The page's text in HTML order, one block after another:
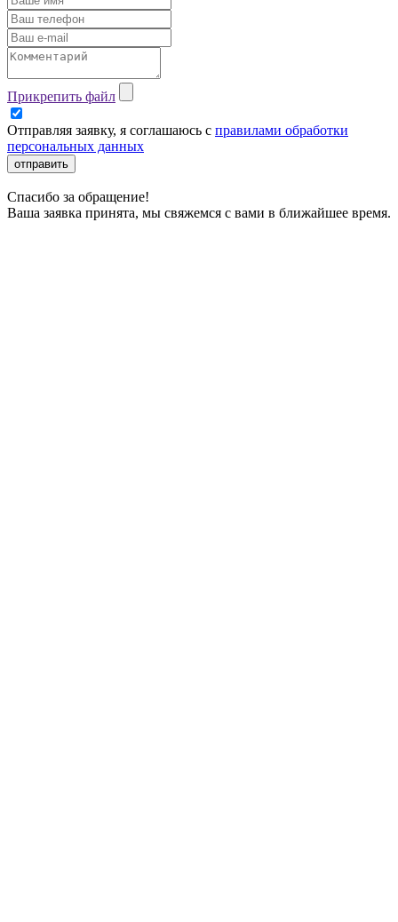
Прикрепить файл
Отправляя заявку, я соглашаюсь с правилами обработки
персональных данных
отправить
Спасибо за обращение!
Ваша заявка принята, мы свяжемся с вами в ближайшее время.